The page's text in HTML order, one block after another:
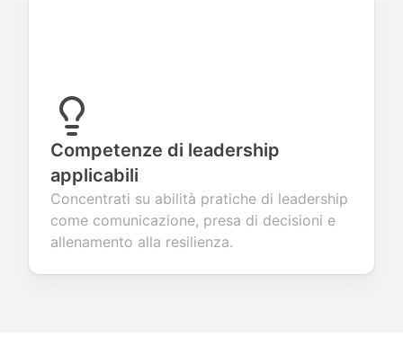
Competenze di leadership
applicabili
Concentrati su abilità pratiche di leadership
come comunicazione, presa di decisioni e
allenamento alla resilienza.